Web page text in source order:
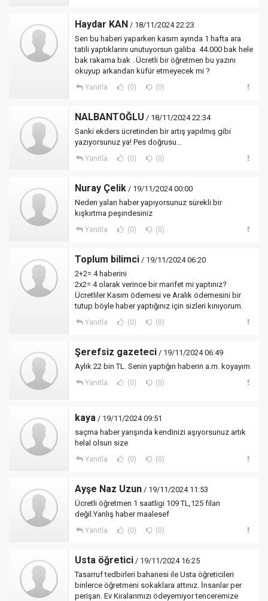
Haydar KAN / 18/11/2024 22:23
Sen bu haberi yaparken kasım ayında 1 hafta ara
tatili yaptıklarını unutuyorsun galiba. 44.000 bak hele
bak rakama bak . Ücretli bir öğretmen bu yazını
okuyup arkandan küfür etmeyecek mi ?
Yanıtla (0) (0)
NALBANTOĞLU / 18/11/2024 22:34
Sanki ekders ücretinden bir artış yapılmış gibi
yazıyorsunuz ya! Pes doğrusu…
Yanıtla (0) (0)
Nuray Çelik / 19/11/2024 00:00
Neden yalan haber yapıyorsunuz sürekli bir
kışkırtma peşindesiniz
Yanıtla (0) (0)
Toplum bilimci / 19/11/2024 06:20
2+2= 4 haberini
2x2= 4 olarak verince bir marifet mi yaptınız?
Ücretliler Kasım ödemesi ve Aralık ödemesini bir
tutup böyle haber yaptığınız için sizleri kınıyorum.
Yanıtla (0) (0)
Şerefsiz gazeteci / 19/11/2024 06:49
Aylık 22 bin TL. Senin yaptığın haberin a.m. koyayım
Yanıtla (0) (0)
kaya / 19/11/2024 09:51
saçma haber yarışında kendinizi aşıyorsunuz artık
helal olsun size
Yanıtla (0) (0)
Ayşe Naz Uzun / 19/11/2024 11:53
Ücretli öğretmen 1 saatligi 109 TL,125 filan
değil.Yanlış haber maalesef
Yanıtla (0) (0)
Usta öğretici / 19/11/2024 16:25
Tasarruf tedbirleri bahanesi ile Usta öğreticileri
binlerce öğretmeni sokaklara attınız. İnsanlar per
perişan. Ev Kiralarımızı ödeyemiyor tenceremize